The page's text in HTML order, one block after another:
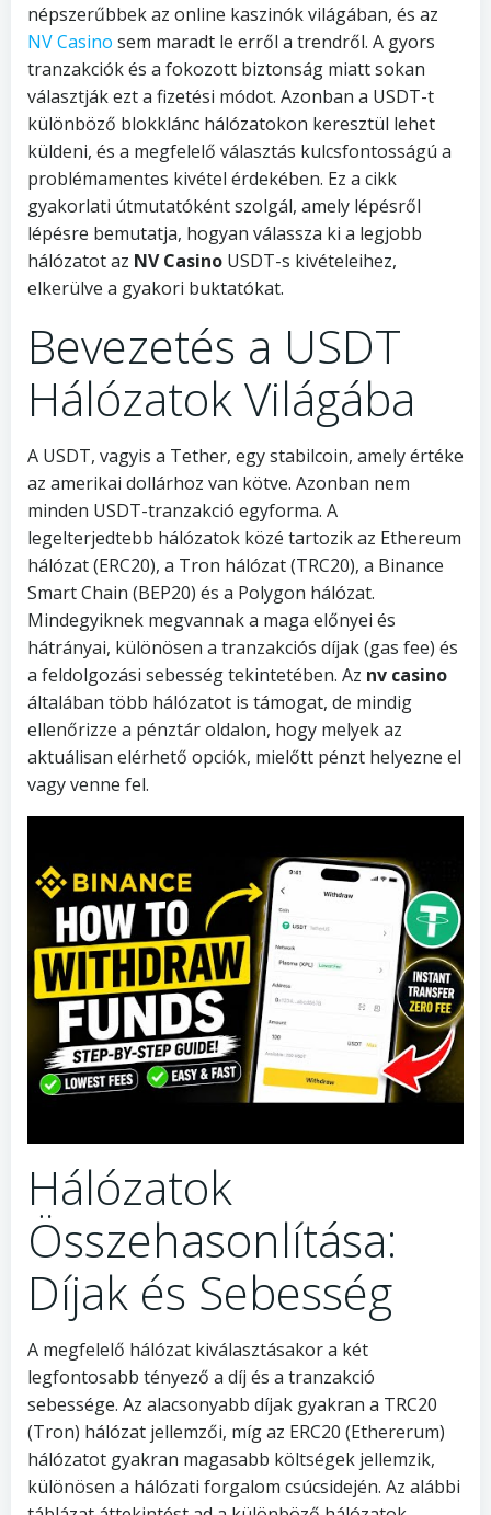
népszerűbbek az online kaszinók világában, és az
NV Casino sem maradt le erről a trendről. A gyors
tranzakciók és a fokozott biztonság miatt sokan
választják ezt a fizetési módot. Azonban a USDT-t
különböző blokklánc hálózatokon keresztül lehet
küldeni, és a megfelelő választás kulcsfontosságú a
problémamentes kivétel érdekében. Ez a cikk
gyakorlati útmutatóként szolgál, amely lépésről
lépésre bemutatja, hogyan válassza ki a legjobb
hálózatot az NV Casino USDT-s kivételeihez,
elkerülve a gyakori buktatókat.
Bevezetés a USDT
Hálózatok Világába
A USDT, vagyis a Tether, egy stabilcoin, amely értéke
az amerikai dollárhoz van kötve. Azonban nem
minden USDT-tranzakció egyforma. A
legelterjedtebb hálózatok közé tartozik az Ethereum
hálózat (ERC20), a Tron hálózat (TRC20), a Binance
Smart Chain (BEP20) és a Polygon hálózat.
Mindegyiknek megvannak a maga előnyei és
hátrányai, különösen a tranzakciós díjak (gas fee) és
a feldolgozási sebesség tekintetében. Az nv casino
általában több hálózatot is támogat, de mindig
ellenőrizze a pénztár oldalon, hogy melyek az
aktuálisan elérhető opciók, mielőtt pénzt helyezne el
vagy venne fel.
Hálózatok
Összehasonlítása:
Díjak és Sebesség
A megfelelő hálózat kiválasztásakor a két
legfontosabb tényező a díj és a tranzakció
sebessége. Az alacsonyabb díjak gyakran a TRC20
(Tron) hálózat jellemzői, míg az ERC20 (Ethererum)
hálózatot gyakran magasabb költségek jellemzik,
különösen a hálózati forgalom csúcsidején. Az alábbi